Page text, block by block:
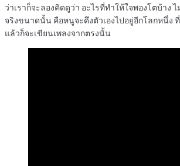
ว่าเราก็จะลองคิดดูว่า อะไรที่ทำให้ใจพองโตบ้าง
จริงขนาดนั้น คือหนูจะดึงตัวเองไปอยู่อีกโลกหนึ่ง
แล้วก็จะเขียนเพลงจากตรงนั้น